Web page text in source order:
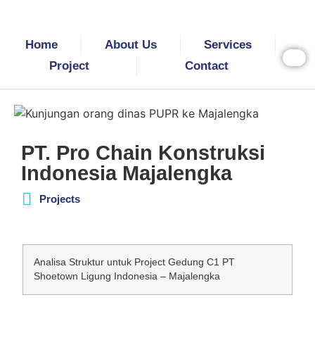
Home About Us
Services
Project
Contact
PT. Pro Chain Konstruksi
Indonesia Majalengka
Projects
Analisa Struktur untuk Project Gedung C1 PT
Shoetown Ligung Indonesia – Majalengka